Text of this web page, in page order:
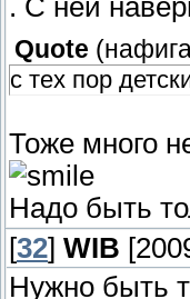
. С ней
Quote (
с тех пор
Тоже много
Надо быть
[32] WIB
Нужно быть